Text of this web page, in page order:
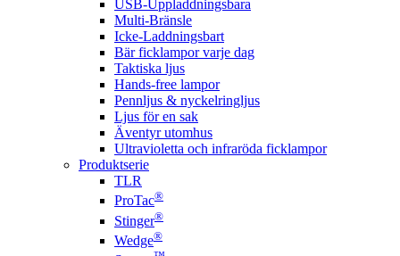
USB-Uppladdningsbara
Multi-Bränsle
Icke-Laddningsbart
Bär ficklampor varje dag
Taktiska ljus
Hands-free lampor
Pennljus & nyckelringljus
Ljus för en sak
Äventyr utomhus
Ultravioletta och infraröda ficklampor
Produktserie
TLR
ProTac®
Stinger®
Wedge®